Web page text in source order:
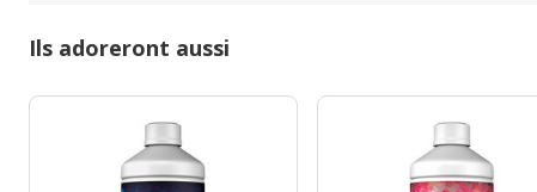
Ils adoreront aussi